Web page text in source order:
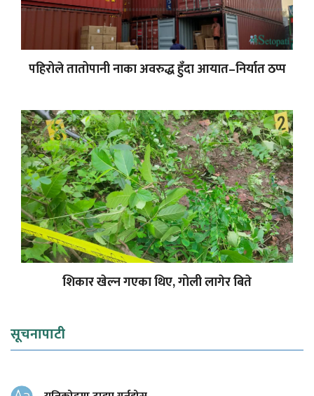
पहिरोले तातोपानी नाका अवरुद्ध हुँदा आयात–निर्यात ठप्प
शिकार खेल्न गएका थिए, गोली लागेर बिते
सूचनापाटी